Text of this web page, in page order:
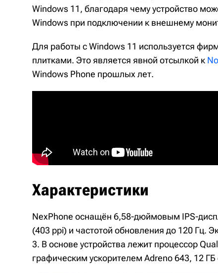
Windows 11, благодаря чему устройство
Windows при подключении к внешнему
Для работы с Windows 11 используется
плитками. Это является явной отсылкой к
Windows Phone прошлых лет.
Характеристики
NexPhone оснащён 6,58-дюймовым IPS-
(403 ppi) и частотой обновления до 120 Гц.
3. В основе устройства лежит процессор
графическим ускорителем Adreno 643, 12